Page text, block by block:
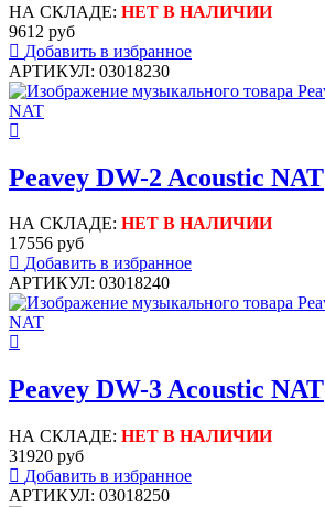
НА СКЛАДЕ: НЕТ В НАЛИЧИИ
9612 руб
Добавить в избранное
АРТИКУЛ: 03018230
Peavey DW-2 Acoustic NAT
НА СКЛАДЕ: НЕТ В НАЛИЧИИ
17556 руб
Добавить в избранное
АРТИКУЛ: 03018240
Peavey DW-3 Acoustic NAT
НА СКЛАДЕ: НЕТ В НАЛИЧИИ
31920 руб
Добавить в избранное
АРТИКУЛ: 03018250